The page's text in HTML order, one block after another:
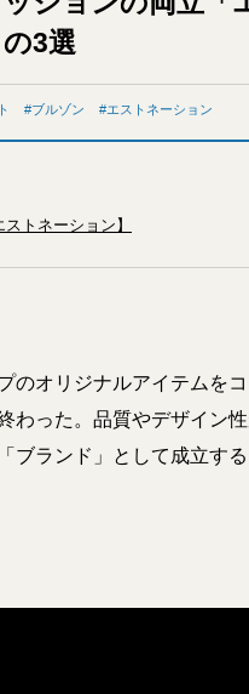
3選
ブルゾン エストネーション
トネーション】
のオリジナルアイテムを
わった。品質やデザイン性
ブランド」として成立す